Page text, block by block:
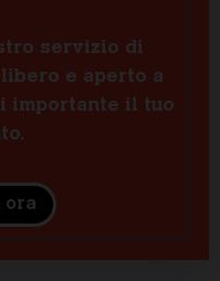
servizio di
e aperto a
importante il tuo
ora